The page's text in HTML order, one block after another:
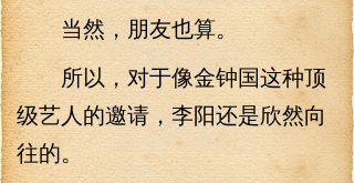
当然，朋友也算。
所以，对于像金钟国这种顶
级艺人的邀请，李阳还是欣然向
往的。